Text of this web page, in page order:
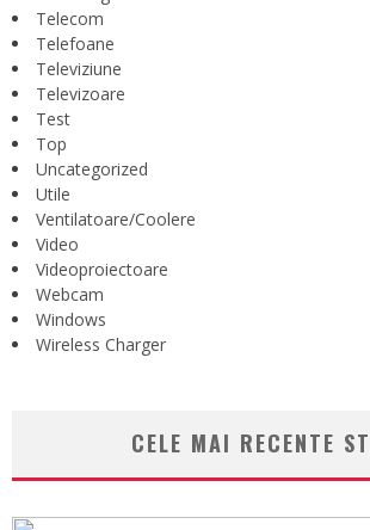
Telecom
Telefoane
Televiziune
Televizoare
Test
Top
Uncategorized
Utile
Ventilatoare/Coolere
Video
Videoproiectoare
Webcam
Windows
Wireless Charger
CELE MAI RECENTE